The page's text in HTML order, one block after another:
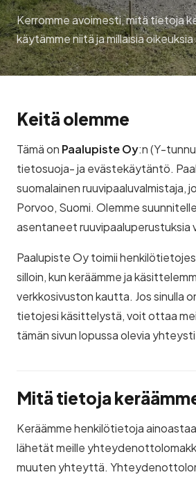
Kerromme avoimesti, mitä tietoja
käytämme niitä ja millaisia oikeuksia
Keitä olemme
Tämä on Paalupiste Oy:n (Y-
tietosuoja- ja evästekäytäntö.
suomalainen ruuvipaaluvalmistaja,
Porvoo, Suomi. Olemme
asentaneet ruuvipaaluperustuksia
Paalupiste Oy toimii
silloin, kun keräämme ja
verkkosivuston kautta. Jos sinulla
tietojesi käsittelystä, voit ottaa
tämän sivun lopussa olevia
Mitä tietoja
Keräämme henkilötietoja
lähetät meille
muuten yhteyttä.